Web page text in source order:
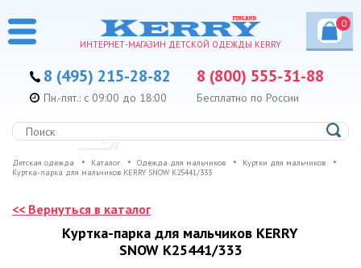
ИНТЕРНЕТ-МАГАЗИН ДЕТСКОЙ ОДЕЖДЫ KERRY
0
8 (495) 215-28-82 8 (800) 555-31-88
Бесплатно по России
Пн.-пят.: с 09:00 до 18:00
Детская одежда Каталог Одежда для мальчиков
Куртки для мальчиков
Куртка-парка для мальчиков KERRY SNOW K25441/333
<< Вернуться в каталог
Куртка-парка для мальчиков KERRY
SNOW K25441/333